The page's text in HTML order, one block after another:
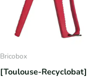
Bricobox
[Toulouse-Recyclobat]